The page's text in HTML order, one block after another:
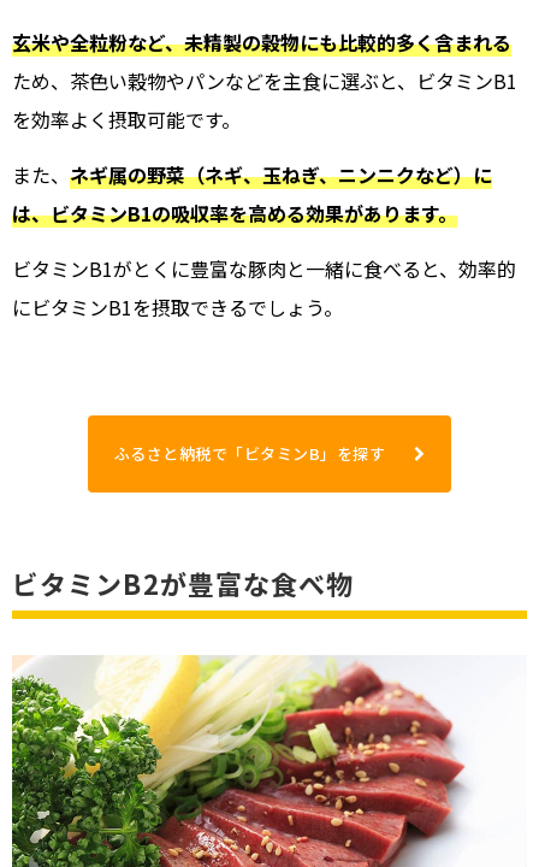
玄米や全粒粉など、未精製の穀物にも比較的多く含まれる
ため、茶色い穀物やパンなどを主食に選ぶと、ビタミンB1
を効率よく摂取可能です。
また、 ネギ属の野菜（ネギ、玉ねぎ、ニンニクなど）に
は、ビタミンB1の吸収率を高める効果があります。
ビタミンB1がとくに豊富な豚肉と一緒に食べると、効率的
にビタミンB1を摂取できるでしょう。
ふるさと納税で「ビタミンB」を探す
ビタミンB2が豊富な食べ物